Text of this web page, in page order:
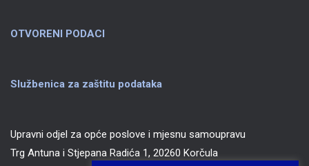
OTVORENI PODACI
Službenica za zaštitu podataka
Upravni odjel za opće poslove i mjesnu samoupravu
Trg Antuna i Stjepana Radića 1, 20260 Korčula